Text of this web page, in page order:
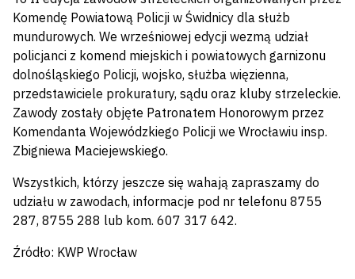
Komendę Powiatową Policji w Świdnicy dla służb
mundurowych. We wrześniowej edycji wezmą udział
policjanci z komend miejskich i powiatowych garnizonu
dolnośląskiego Policji, wojsko, służba więzienna,
przedstawiciele prokuratury, sądu oraz kluby strzeleckie.
Zawody zostały objęte Patronatem Honorowym przez
Komendanta Wojewódzkiego Policji we Wrocławiu insp.
Zbigniewa Maciejewskiego.
Wszystkich, którzy jeszcze się wahają zapraszamy do
udziału w zawodach, informacje pod nr telefonu 8755
287, 8755 288 lub kom. 607 317 642.
Źródło: KWP Wrocław